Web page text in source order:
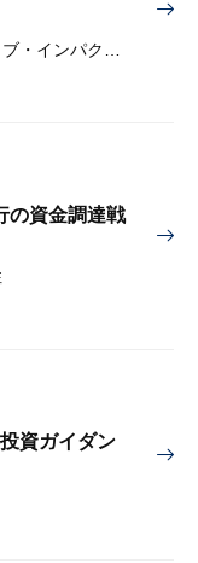
の資金調達戦
資ガイダン